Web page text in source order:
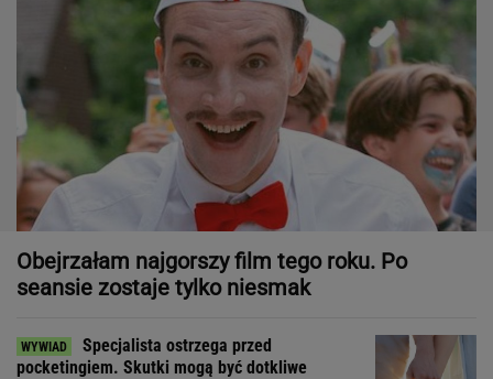
Obejrzałam najgorszy film tego roku. Po
seansie zostaje tylko niesmak
Specjalista ostrzega przed
pocketingiem. Skutki mogą być dotkliwe